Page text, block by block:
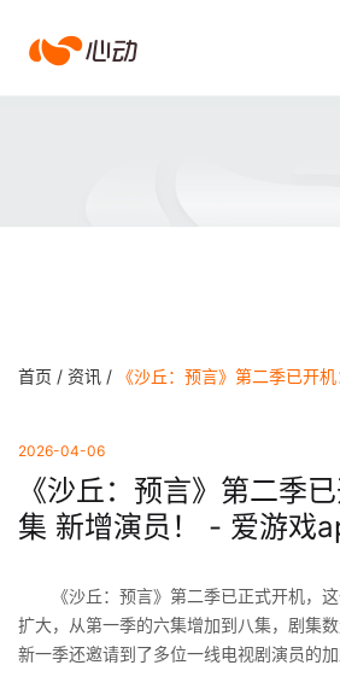
爱搜索结果
首页 / 资讯 /
2026-04-06
《沙丘：预言》第二季
集 新增演员！ - 爱游戏
《沙丘：预言》第二季已正式开机，这
扩大，从第一季的六集增加到八集，剧集数
新一季还邀请到了多位一线电视剧演员的加